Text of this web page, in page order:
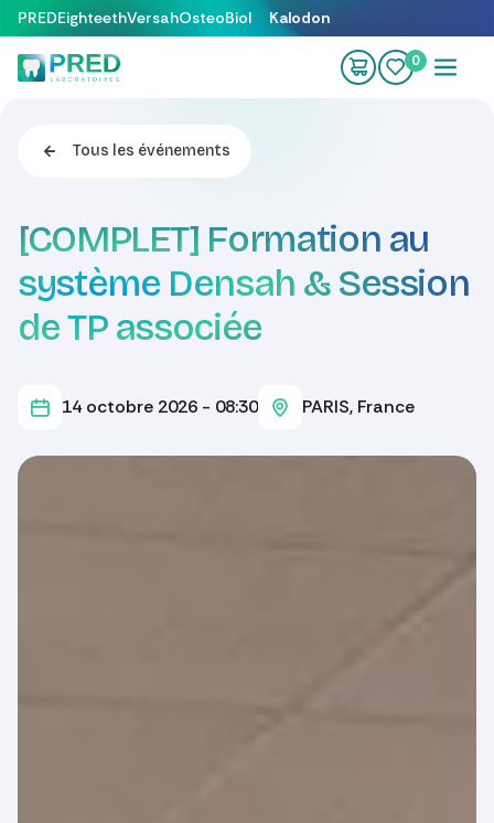
Se rendre au contenu
PREDEighteethVersahOsteoBiol Kalodon
0
Tous les événements
[COMPLET] Formation au
système Densah & Session
de TP associée
14 octobre 2026 - 08:30 PARIS, France